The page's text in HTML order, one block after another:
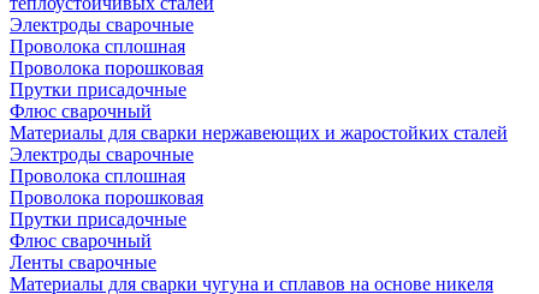
Электроды сварочные
Проволока сплошная
Проволока порошковая
Прутки присадочные
Флюс сварочный
Материалы для сварки нержавеющих и жаростойких сталей
Электроды сварочные
Проволока сплошная
Проволока порошковая
Прутки присадочные
Флюс сварочный
Ленты сварочные
Материалы для сварки чугуна и сплавов на основе никеля